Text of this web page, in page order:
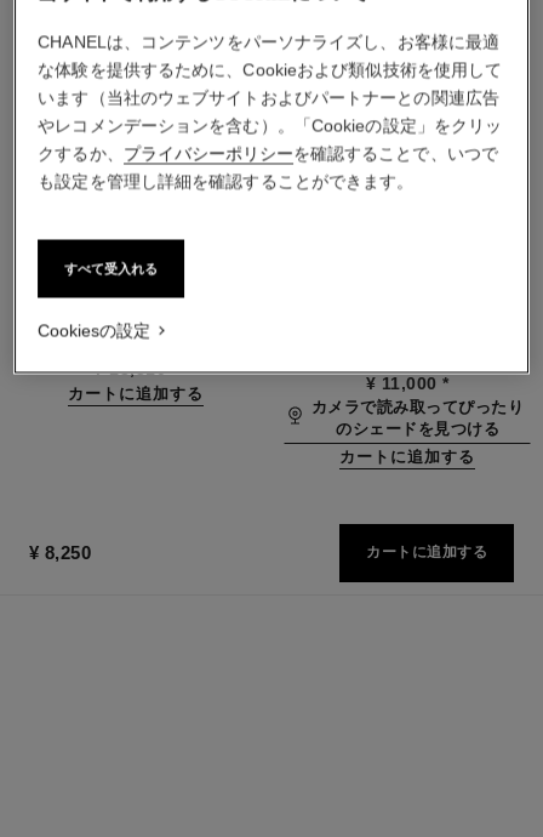
ド
オードゥ パルファム
参照番号136220
最小サイズの価格
¥ 13,310*
カートに追加する
¥ 11,000 *
カメラで読み取ってぴったり
のシェードを見つける
カートに追加する
¥ 8,250 カートに追加する
CHANELは、コンテンツをパーソナライズし、お客様に最適
な体験を提供するために、Cookieおよび類似技術を使用して
います（当社のウェブサイトおよびパートナーとの関連広告
やレコメンデーションを含む）。「Cookieの設定」をクリッ
クするか、 プライバシーポリシーを確認することで、いつで
も設定を管理し詳細を確認することができます。
すべて受入れる
Cookiesの設定